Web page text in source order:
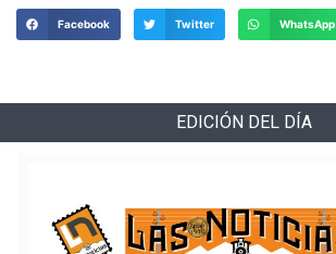
Facebook Twitter WhatsApp
EDICIÓN DEL DÍA